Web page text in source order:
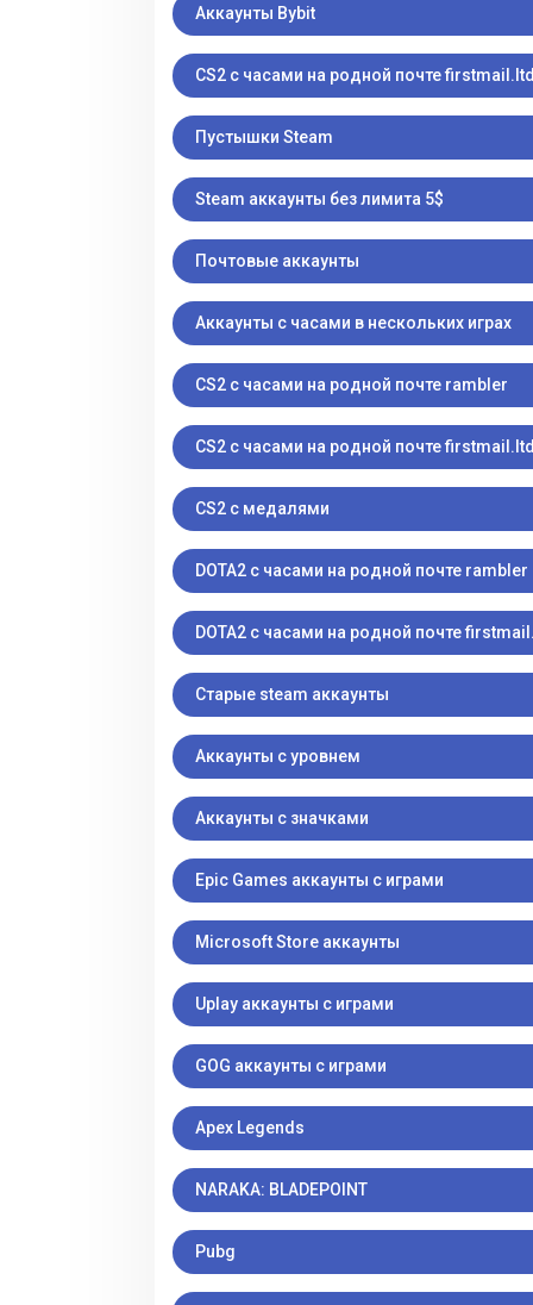
Аккаунты Bybit
CS2 с часами на родной почте
Пустышки Steam
Steam аккаунты без лимита 5$
Почтовые аккаунты
Аккаунты с часами в нескольких играх
CS2 с часами на родной почте rambler
CS2 с часами на родной почте
CS2 с медалями
DOTA2 с часами на родной почте rambler
DOTA2 с часами на родной почте
Старые steam аккаунты
Аккаунты с уровнем
Аккаунты с значками
Epic Games аккаунты с играми
Microsoft Store аккаунты
Uplay аккаунты с играми
GOG аккаунты с играми
Apex Legends
NARAKA: BLADEPOINT
Pubg